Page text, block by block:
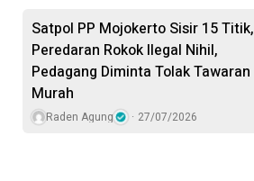
Satpol PP Mojokerto Sisir 15 Titik,
Peredaran Rokok Ilegal Nihil,
Pedagang Diminta Tolak Tawaran
Murah
Raden Agung 27/07/2026